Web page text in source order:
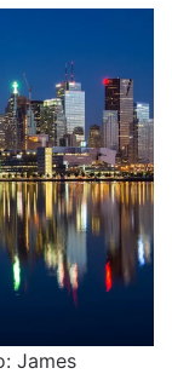
James